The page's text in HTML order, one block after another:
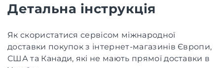
Детальна інструкція
Як скористатися сервісом міжнародної
доставки покупок з інтернет-магазинів Європи,
США та Канади, які не мають прямої доставки в